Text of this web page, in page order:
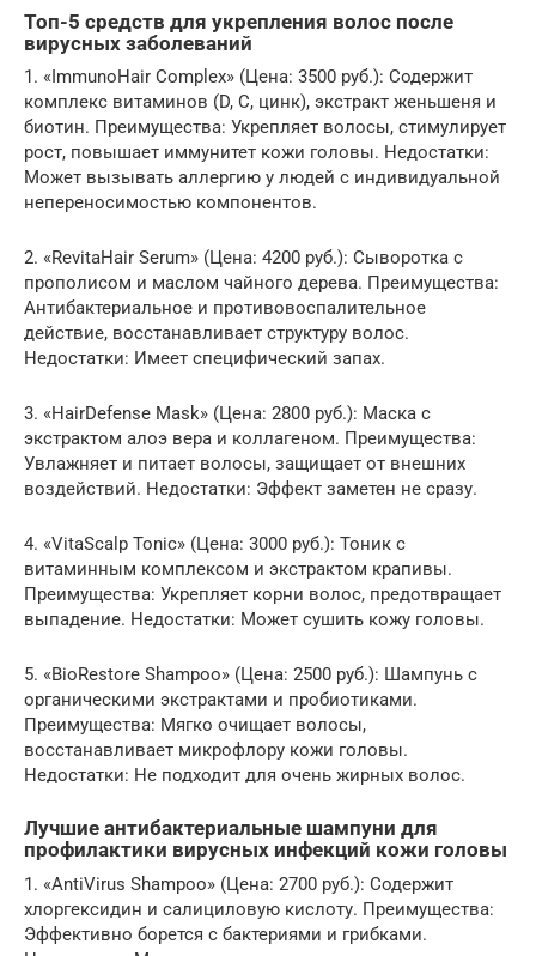
Топ-5 средств для укрепления волос после
вирусных заболеваний
1. «ImmunoHair Complex» (Цена: 3500 руб.): Содержит
комплекс витаминов (D, C, цинк), экстракт женьшеня и
биотин. Преимущества: Укрепляет волосы, стимулирует
рост, повышает иммунитет кожи головы. Недостатки:
Может вызывать аллергию у людей с индивидуальной
непереносимостью компонентов.
2. «RevitaHair Serum» (Цена: 4200 руб.): Сыворотка с
прополисом и маслом чайного дерева. Преимущества:
Антибактериальное и противовоспалительное
действие, восстанавливает структуру волос.
Недостатки: Имеет специфический запах.
3. «HairDefense Mask» (Цена: 2800 руб.): Маска с
экстрактом алоэ вера и коллагеном. Преимущества:
Увлажняет и питает волосы, защищает от внешних
воздействий. Недостатки: Эффект заметен не сразу.
4. «VitaScalp Tonic» (Цена: 3000 руб.): Тоник с
витаминным комплексом и экстрактом крапивы.
Преимущества: Укрепляет корни волос, предотвращает
выпадение. Недостатки: Может сушить кожу головы.
5. «BioRestore Shampoo» (Цена: 2500 руб.): Шампунь с
органическими экстрактами и пробиотиками.
Преимущества: Мягко очищает волосы,
восстанавливает микрофлору кожи головы.
Недостатки: Не подходит для очень жирных волос.
Лучшие антибактериальные шампуни для
профилактики вирусных инфекций кожи головы
1. «AntiVirus Shampoo» (Цена: 2700 руб.): Содержит
хлоргексидин и салициловую кислоту. Преимущества:
Эффективно борется с бактериями и грибками.